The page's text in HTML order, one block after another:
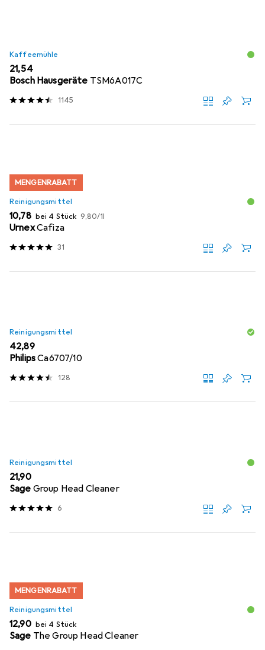
Kaffeemühle
EUR
21,54
Bosch Hausgeräte TSM6A017C
1145
MENGENRABATT
Reinigungsmittel
EUR
10,78 bei 4 Stück EUR
9,80/1l
UrnexCafiza
31
Reinigungsmittel
EUR
42,89
PhilipsCa6707/10
128
Reinigungsmittel
EUR
21,90
Sage Group Head Cleaner
6
MENGENRABATT
Reinigungsmittel
EUR
12,90 bei 4 Stück
Sage The Group Head Cleaner